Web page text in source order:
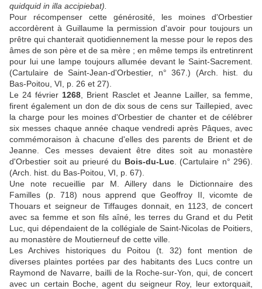
quidquid in illa accipiebat).
Pour récompenser cette générosité, les moines d'Orbestier
accordèrent à Guillaume la permission d'avoir pour toujours un
prêtre qui chanterait quotidiennement la messe pour le repos des
âmes de son père et de sa mère ; en même temps ils entretinrent
pour lui une lampe toujours allumée devant le Saint-Sacrement.
(Cartulaire de Saint-Jean-d'Orbestier, n° 367.) (Arch. hist. du
Bas-Poitou, VI, p. 26 et 27).
Le 24 février 1268 , Brient Rasclet et Jeanne Lailler, sa femme,
firent également un don de dix sous de cens sur Taillepied, avec
la charge pour les moines d'Orbestier de chanter et de célébrer
six messes chaque année chaque vendredi après Pâques, avec
commémoraison à chacune d'elles des parents de Brient et de
Jeanne. Ces messes devaient être dites soit au monastère
d'Orbestier soit au prieuré du Bois-du-Luc. (Cartulaire n° 296).
(Arch. hist. du Bas-Poitou, VI, p. 67).
Une note recueillie par M. Aillery dans le Dictionnaire des
Familles (p. 718) nous apprend que Geoffroy II, vicomte de
Thouars et seigneur de Tiffauges donnait, en 1123, de concert
avec sa femme et son fils aîné, les terres du Grand et du Petit
Luc, qui dépendaient de la collégiale de Saint-Nicolas de Poitiers,
au monastère de Moutierneuf de cette ville.
Les Archives historiques du Poitou (t. 32) font mention de
diverses plaintes portées par des habitants des Lucs contre un
Raymond de Navarre, bailli de la Roche-sur-Yon, qui, de concert
avec un certain Boche, agent du seigneur Roy, leur extorquait,